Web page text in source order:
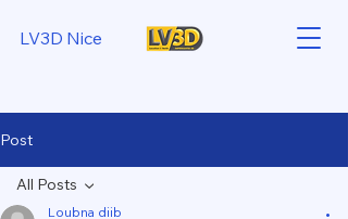
LV3D Nice
Post
All Posts
Loubna diib